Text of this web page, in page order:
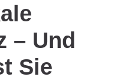
– Und
Sie